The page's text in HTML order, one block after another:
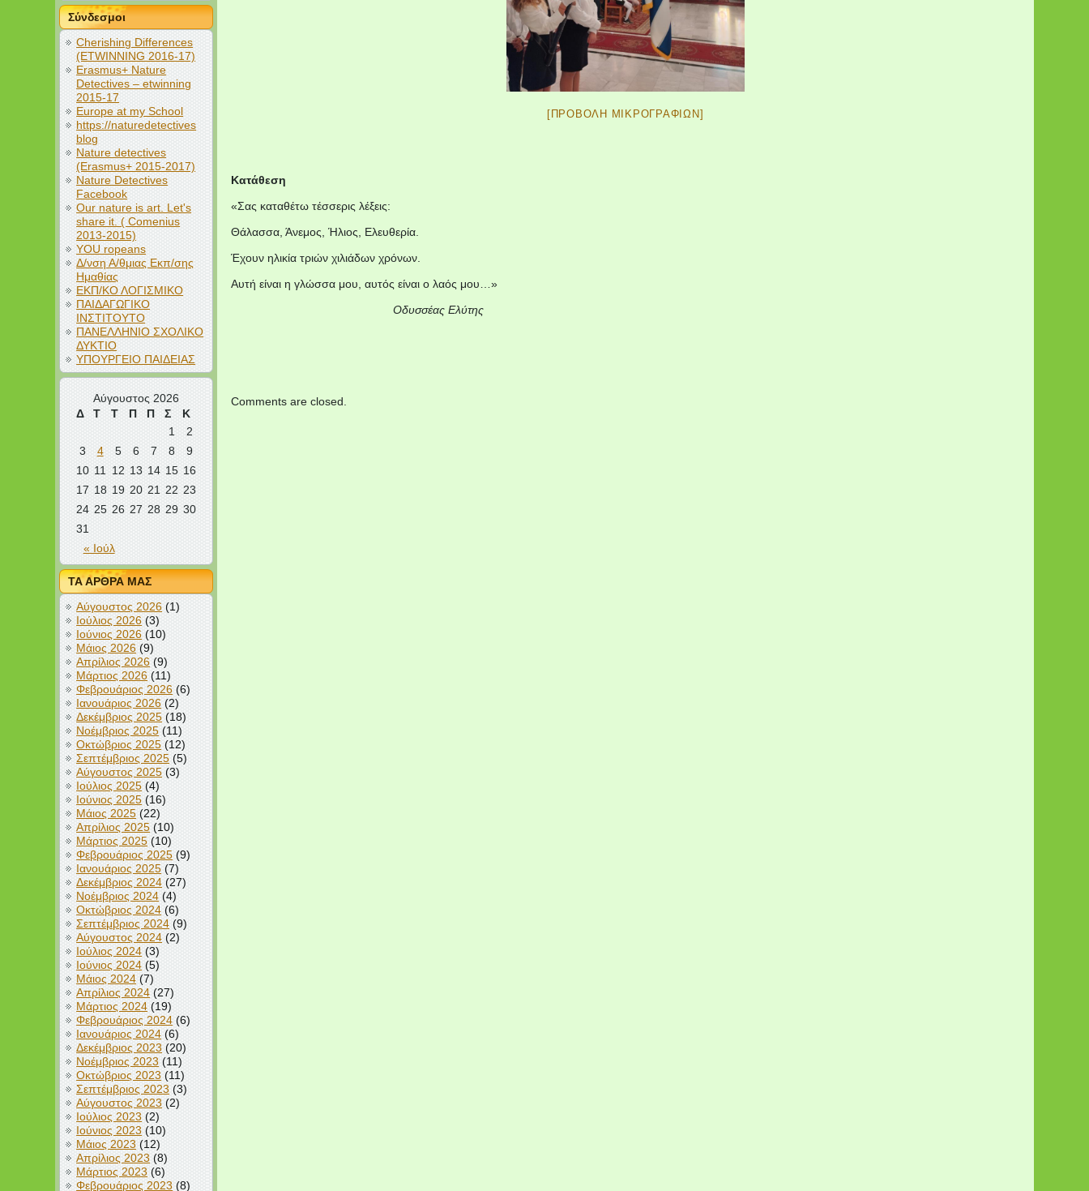
Σύνδεσμοι
Cherishing Differences
(ETWINNING 2016-17)
Erasmus+ Nature
Detectives – etwinning
2015-17
Europe at my School
https://naturedetectives
blog
Nature detectives
(Erasmus+ 2015-2017)
Nature Detectives
Facebook
Our nature is art. Let's
share it. ( Comenius
2013-2015)
YOU ropeans
Δ/νση Α/θμιας Εκπ/σης
Ημαθίας
ΕΚΠ/ΚΟ ΛΟΓΙΣΜΙΚΟ
ΠΑΙΔΑΓΩΓΙΚΟ
ΙΝΣΤΙΤΟΥΤΟ
ΠΑΝΕΛΛΗΝΙΟ ΣΧΟΛΙΚΟ
ΔΥΚΤΙΟ
ΥΠΟΥΡΓΕΙΟ ΠΑΙΔΕΙΑΣ
Αύγουστος 2026
Δ
Τ Τ Π Π Σ Κ
« Ιούλ
1
2
3
4 5 6 7 8
9
10 11 12 13 14 15 16
17 18 19 20 21 22 23
24 25 26 27 28 29 30
31
ΤΑ ΑΡΘΡΑ ΜΑΣ
Αύγουστος 2026 (1)
Ιούλιος 2026 (3)
Ιούνιος 2026 (10)
Μάιος 2026 (9)
Απρίλιος 2026 (9)
Μάρτιος 2026 (11)
Φεβρουάριος 2026 (6)
Ιανουάριος 2026 (2)
Δεκέμβριος 2025 (18)
Νοέμβριος 2025 (11)
Οκτώβριος 2025 (12)
Σεπτέμβριος 2025 (5)
Αύγουστος 2025 (3)
Ιούλιος 2025 (4)
Ιούνιος 2025 (16)
Μάιος 2025 (22)
Απρίλιος 2025 (10)
Μάρτιος 2025 (10)
Φεβρουάριος 2025 (9)
Ιανουάριος 2025 (7)
Δεκέμβριος 2024 (27)
Νοέμβριος 2024 (4)
Οκτώβριος 2024 (6)
Σεπτέμβριος 2024 (9)
Αύγουστος 2024 (2)
Ιούλιος 2024 (3)
Ιούνιος 2024 (5)
Μάιος 2024 (7)
Απρίλιος 2024 (27)
Μάρτιος 2024 (19)
Φεβρουάριος 2024 (6)
Ιανουάριος 2024 (6)
Δεκέμβριος 2023 (20)
Νοέμβριος 2023 (11)
Οκτώβριος 2023 (11)
Σεπτέμβριος 2023 (3)
Αύγουστος 2023 (2)
Ιούλιος 2023 (2)
Ιούνιος 2023 (10)
Μάιος 2023 (12)
Απρίλιος 2023 (8)
Μάρτιος 2023 (6)
Φεβρουάριος 2023 (8)
[ΠΡΟΒΟΛΉ ΜΙΚΡΟΓΡΑΦΙΏΝ]
Κατάθεση
«Σας καταθέτω τέσσερις λέξεις:
Θάλασσα, Άνεμος, Ήλιος, Ελευθερία.
Έχουν ηλικία τριών χιλιάδων χρόνων.
Αυτή είναι η γλώσσα μου, αυτός είναι ο λαός μου…»
Οδυσσέας Ελύτης
Comments are closed.